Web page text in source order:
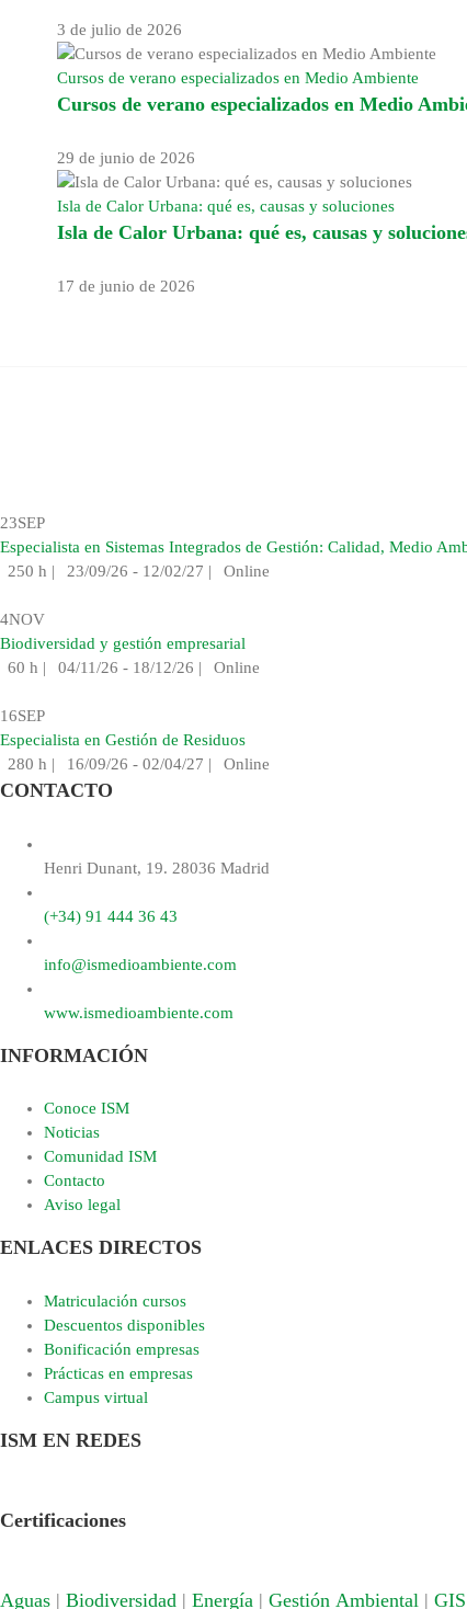
3 de julio de 2026
Cursos de verano especializados en Medio Ambiente
Cursos de verano especializados en Medio
29 de junio de 2026
Isla de Calor Urbana: qué es, causas y soluciones
Isla de Calor Urbana: qué es, causas y
17 de junio de 2026
23SEP
Especialista en Sistemas Integrados de Gestión: Calidad, Medio
250 h | 23/09/26 - 12/02/27 | Online
4NOV
Biodiversidad y gestión empresarial
60 h | 04/11/26 - 18/12/26 | Online
16SEP
Especialista en Gestión de Residuos
280 h | 16/09/26 - 02/04/27 | Online
CONTACTO
Henri Dunant, 19. 28036 Madrid
(+34) 91 444 36 43
info@ismedioambiente.com
www.ismedioambiente.com
INFORMACIÓN
Conoce ISM
Noticias
Comunidad ISM
Contacto
Aviso legal
ENLACES DIRECTOS
Matriculación cursos
Descuentos disponibles
Bonificación empresas
Prácticas en empresas
Campus virtual
ISM EN REDES
Certificaciones
Aguas | Biodiversidad | Energía | Gestión Ambiental | GIS